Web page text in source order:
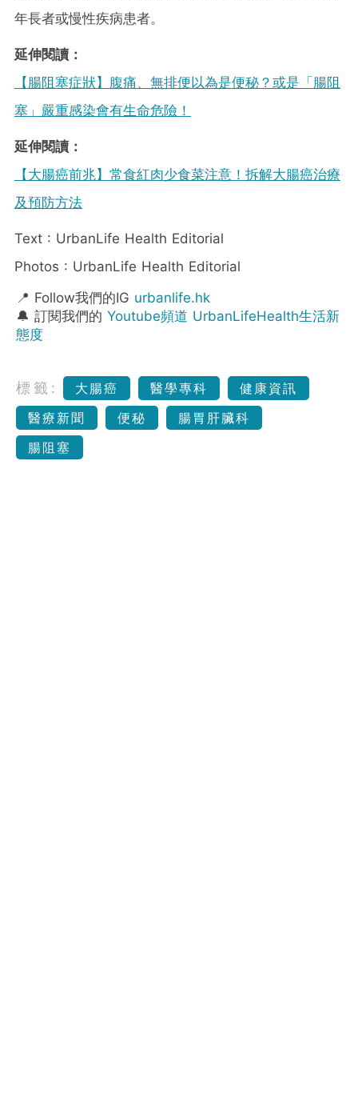
年長者或慢性疾病患者。
延伸閱讀：
【腸阻塞症狀】腹痛、無排便以為是便秘？或是「腸阻
塞」嚴重感染會有生命危險！
延伸閱讀：
【大腸癌前兆】常食紅肉少食菜注意！拆解大腸癌治療
及預防方法
Text : UrbanLife Health Editorial
Photos : UrbanLife Health Editorial
📍 Follow我們的IG urbanlife.hk
🔔 訂閱我們的 Youtube頻道 UrbanLifeHealth生活新
態度
標籤: 大腸癌 醫學專科
健康資訊
醫療新聞
便秘
腸胃肝臟科
腸阻塞